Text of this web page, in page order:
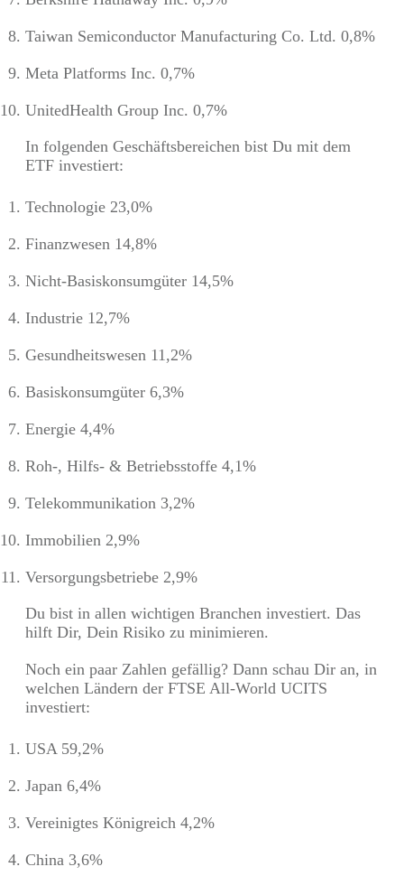
Taiwan Semiconductor Manufacturing Co. Ltd. 0,8%
Meta Platforms Inc. 0,7%
UnitedHealth Group Inc. 0,7%
In folgenden Geschäftsbereichen bist Du mit dem
ETF investiert:
Technologie 23,0%
Finanzwesen 14,8%
Nicht-Basiskonsumgüter 14,5%
Industrie 12,7%
Gesundheitswesen 11,2%
Basiskonsumgüter 6,3%
Energie 4,4%
Roh-, Hilfs- & Betriebsstoffe 4,1%
Telekommunikation 3,2%
Immobilien 2,9%
Versorgungsbetriebe 2,9%
Du bist in allen wichtigen Branchen investiert. Das
hilft Dir, Dein Risiko zu minimieren.
Noch ein paar Zahlen gefällig? Dann schau Dir an, in
welchen Ländern der FTSE All-World UCITS
investiert:
USA 59,2%
Japan 6,4%
Vereinigtes Königreich 4,2%
China 3,6%